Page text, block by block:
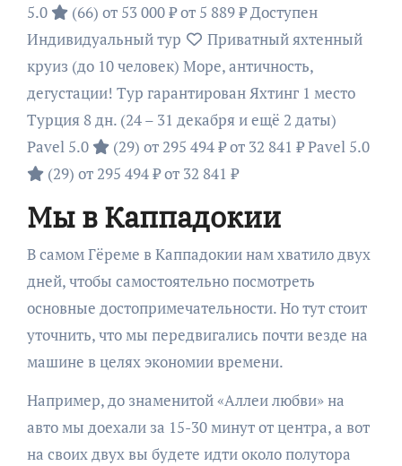
5.0
(66) от 53 000 ₽от 5 889 ₽Доступен
Индивидуальный тур
Приватный яхтенный
круиз (до 10 человек) Море, античность,
дегустации! Тур гарантирован Яхтинг 1 место
Турция 8 дн. (24 – 31 декабря и ещё 2 даты)
Pavel 5.0
(29) от 295 494 ₽от 32 841 ₽Pavel 5.0
(29) от 295 494 ₽от 32 841 ₽
Мы в Каппадокии
В самом Гёреме в Каппадокии нам хватило двух
дней, чтобы самостоятельно посмотреть
основные достопримечательности. Но тут стоит
уточнить, что мы передвигались почти везде на
машине в целях экономии времени.
Например, до знаменитой «Аллеи любви» на
авто мы доехали за 15-30 минут от центра, а вот
на своих двух вы будете идти около полутора